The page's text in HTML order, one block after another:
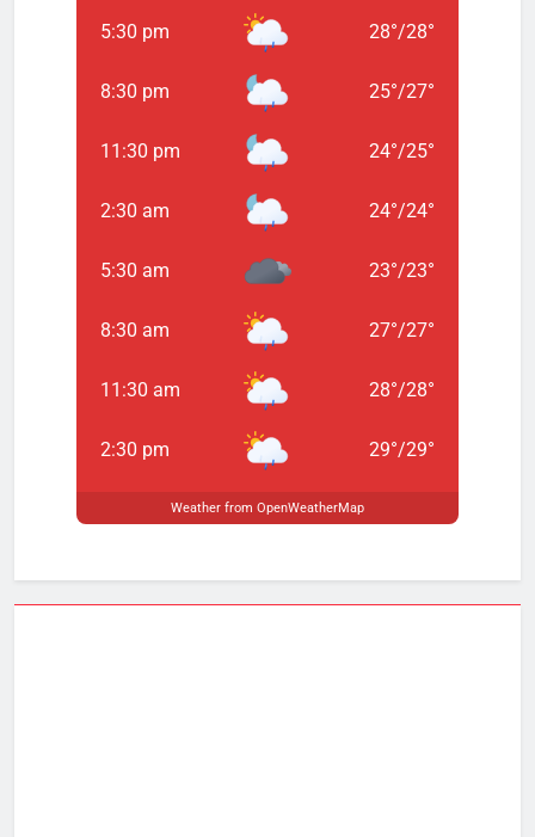
5:30 pm 28°/28°
8:30 pm 25°/27°
11:30 pm 24°/25°
2:30 am 24°/24°
5:30 am 23°/23°
8:30 am 27°/27°
11:30 am 28°/28°
2:30 pm 29°/29°
Weather from OpenWeatherMap